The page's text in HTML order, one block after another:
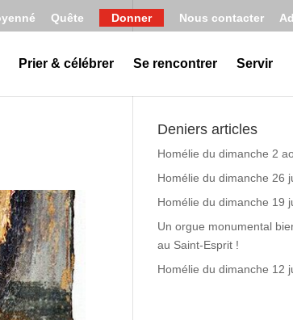
Quête Donner Nous contacter
Prier & célébrer Se rencontrer Servir
Deniers articles
Homélie du dimanche 2
Homélie du dimanche 26
Homélie du dimanche 19
Un orgue monumental
au Saint-Esprit !
Homélie du dimanche 12